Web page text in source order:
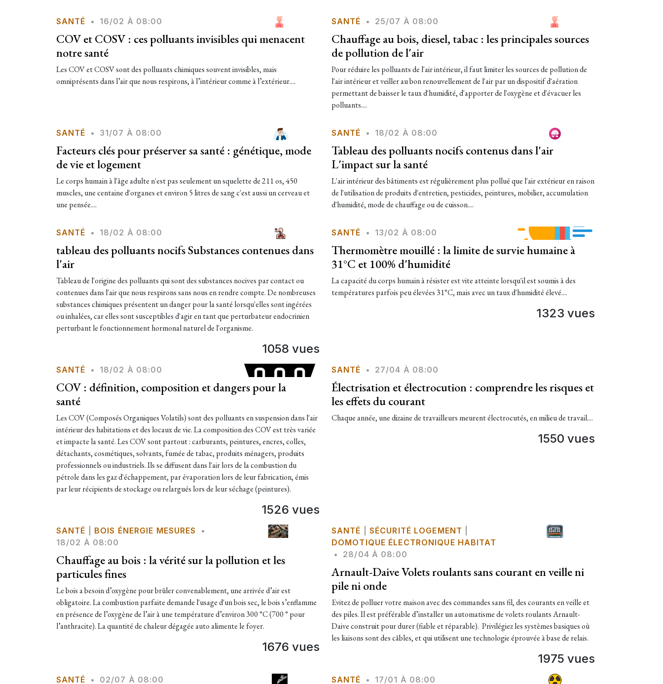
SANTÉ • 16/02 À 08:00
COV et COSV : ces polluants invisibles qui menacent
notre santé
Les COV et COSV sont des polluants chimiques souvent invisibles, mais
omniprésents dans l’air que nous respirons, à l’intérieur comme à l’extérieur....
SANTÉ • 25/07 À 08:00
Chauffage au bois, diesel, tabac : les principales sources
de pollution de l'air
Pour réduire les polluants de l'air intérieur, il faut limiter les sources de pollution de
l'air intérieur et veiller au bon renouvellement de l'air par un dispositif d'aération
permettant de baisser le taux d'humidité, d'apporter de l'oxygène et d'évacuer les
polluants....
SANTÉ • 31/07 À 08:00
Facteurs clés pour préserver sa santé : génétique, mode
de vie et logement
Le corps humain à l'âge adulte n'est pas seulement un squelette de 211 os, 450
muscles, une centaine d'organes et environ 5 litres de sang c'est aussi un cerveau et
une pensée....
SANTÉ • 18/02 À 08:00
Tableau des polluants nocifs contenus dans l'air
L'impact sur la santé
L'air intérieur des bâtiments est régulièrement plus pollué que l'air extérieur en raison
de l'utilisation de produits d'entretien, pesticides, peintures, mobilier, accumulation
d'humidité, mode de chauffage ou de cuisson....
SANTÉ • 18/02 À 08:00
tableau des polluants nocifs Substances contenues dans
l'air
Tableau de l'origine des polluants qui sont des substances nocives par contact ou
contenues dans l'air que nous respirons sans nous en rendre compte. De nombreuses
substances chimiques présentent un danger pour la santé lorsqu'elles sont ingérées
ou inhalées, car elles sont susceptibles d'agir en tant que perturbateur endocrinien
perturbant le fonctionnement hormonal naturel de l'organisme.
1058 vues
SANTÉ • 13/02 À 08:00
Thermomètre mouillé : la limite de survie humaine à
31°C et 100% d'humidité
La capacité du corps humain à résister est vite atteinte lorsqu'il est soumis à des
températures parfois peu élevées 31°C, mais avec un taux d'humidité élevé....
1323 vues
SANTÉ • 18/02 À 08:00
COV : définition, composition et dangers pour la
santé
Les COV (Composés Organiques Volatils) sont des polluants en suspension dans l'air
intérieur des habitations et des locaux de vie. La composition des COV est très variée
et impacte la santé. Les COV sont partout : carburants, peintures, encres, colles,
détachants, cosmétiques, solvants, fumée de tabac, produits ménagers, produits
professionnels ou industriels. Ils se diffusent dans l'air lors de la combustion du
pétrole dans les gaz d'échappement, par évaporation lors de leur fabrication, émis
par leur récipients de stockage ou relargués lors de leur séchage (peintures).
1526 vues
SANTÉ • 27/04 À 08:00
Électrisation et électrocution : comprendre les risques et
les effets du courant
Chaque année, une dizaine de travailleurs meurent électrocutés, en milieu de travail....
1550 vues
SANTÉ BOIS ÉNERGIE MESURES
•
18/02 À 08:00
Chauffage au bois : la vérité sur la pollution et les
particules fines
Le bois a besoin d’oxygène pour brûler convenablement, une arrivée d’air est
obligatoire. La combustion parfaite demande l'usage d'un bois sec, le bois s’enflamme
en présence de l’oxygène de l’air à une température d’environ 300 °C (700 ° pour
l’anthracite). La quantité de chaleur dégagée auto alimente le foyer.
1676 vues
SANTÉ SÉCURITÉ LOGEMENT
DOMOTIQUE ÉLECTRONIQUE HABITAT
•
28/04 À 08:00
Arnault-Daive Volets roulants sans courant en veille ni
pile ni onde
Evitez de polluer votre maison avec des commandes sans fil, des courants en veille et
des piles. Il est préférable d’installer un automatisme de volets roulants Arnault-
Daive construit pour durer (fiable et réparable). Privilégiez les systèmes basiques où
les liaisons sont des câbles, et qui utilisent une technologie éprouvée à base de relais.
1975 vues
SANTÉ • 02/07 À 08:00 SANTÉ • 17/01 À 08:00